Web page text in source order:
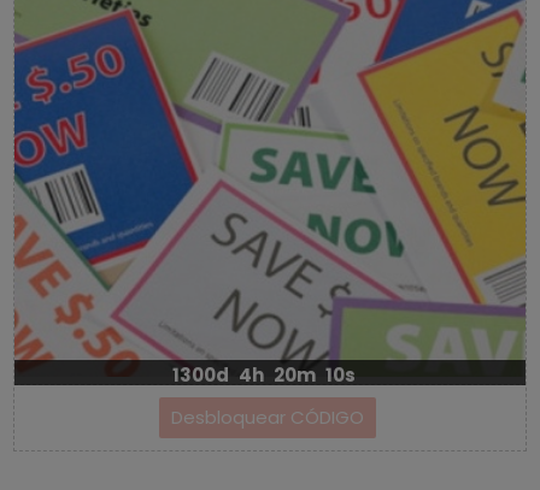
1300d 4h 20m 10s